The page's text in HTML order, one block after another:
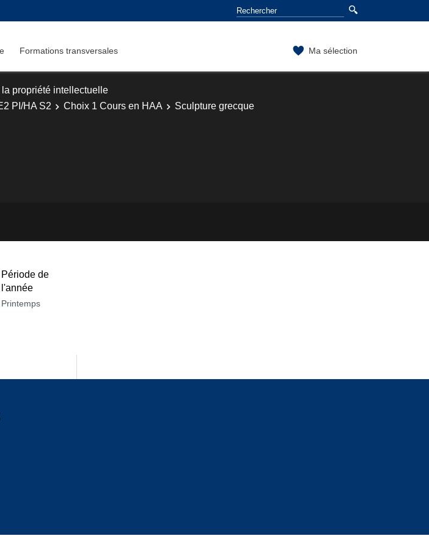
Formations transversales Ma sélection
la propriété intellectuelle
PI/HA S2 Choix 1 Cours en HAA Sculpture grecque
Période de
l'année
Printemps